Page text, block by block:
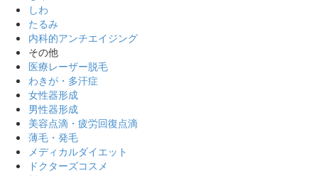
しわ
たるみ
内科的アンチエイジング
その他
医療レーザー脱毛
わきが・多汗症
女性器形成
男性器形成
美容点滴・疲労回復点滴
薄毛・発毛
メディカルダイエット
ドクターズコスメ